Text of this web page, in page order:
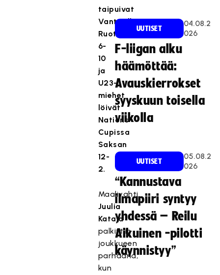
taipuivat
Vantaalla
Ruotsille
6-
10
ja
U23-
miehet
löivät
Nations
Cupissa
Saksan
12-
2.
Maalivahti
Juulia
Kataja
palkittiin
joukkueen
parhaana,
kun
UUTISET
04.08.2
026
F-liigan alku
häämöttää:
Avauskierrokset
syyskuun toisella
viikolla
UUTISET
05.08.2
026
“Kannustava
ilmapiiri syntyy
yhdessä – Reilu
Aikuinen -pilotti
käynnistyy”